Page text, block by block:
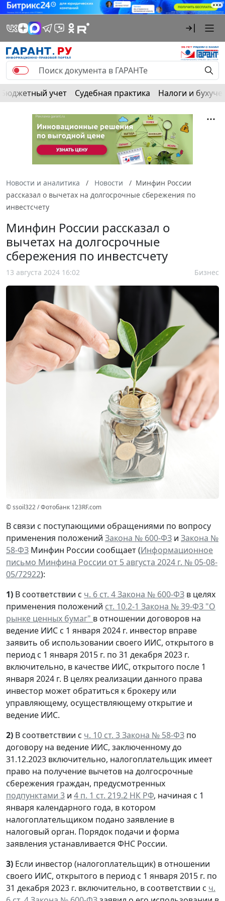
Бюджетный учет Судебная практика Налоги и
Новости и аналитика Новости
Минфин России
рассказал о вычетах на долгосрочные сбережения по
инвестсчету
Минфин России рассказал о
вычетах на долгосрочные
сбережения по инвестсчету
13 августа 2024 16:02 Бизнес
© ssoil322 / Фотобанк 123RF.com
В связи с поступающими обращениями по вопросу
применения положений Закона № 600-ФЗ и Закона №
58-ФЗ Минфин России сообщает (Информационное
письмо Минфина России от 5 августа 2024 г. № 05-08-
05/72922):
1) В соответствии с ч. 6 ст. 4 Закона № 600-ФЗ в целях
применения положений ст. 10.2-1 Закона № 39-ФЗ "О
рынке ценных бумаг" в отношении договоров на
ведение ИИС с 1 января 2024 г. инвестор вправе
заявить об использовании своего ИИС, открытого в
период с 1 января 2015 г. по 31 декабря 2023 г.
включительно, в качестве ИИС, открытого после 1
января 2024 г. В целях реализации данного права
инвестор может обратиться к брокеру или
управляющему, осуществляющему открытие и
ведение ИИС.
2) В соответствии с ч. 10 ст. 3 Закона № 58-ФЗ по
договору на ведение ИИС, заключенному до
31.12.2023 включительно, налогоплательщик имеет
право на получение вычетов на долгосрочные
сбережения граждан, предусмотренных
подпунктами 3 и 4 п. 1 ст. 219.2 НК РФ, начиная с 1
января календарного года, в котором
налогоплательщиком подано заявление в
налоговый орган. Порядок подачи и форма
заявления устанавливается ФНС России.
3) Если инвестор (налогоплательщик) в отношении
своего ИИС, открытого в период с 1 января 2015 г. по
31 декабря 2023 г. включительно, в соответствии с ч.